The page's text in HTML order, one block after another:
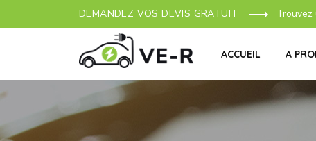
DEMANDEZ VOS DEVIS GRATUIT Trouvez
ACCUEIL A